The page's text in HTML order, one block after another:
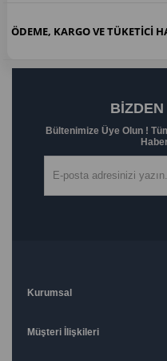
ÖDEME, KARGO VE TÜKETICI
Bültenimize Üye Olun !
Kurumsal
Müşteri İlişkileri